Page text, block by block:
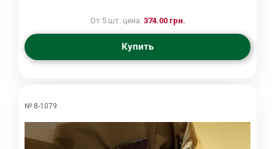
От 5 шт. цена: 374.00 грн.
Купить
№ 8-1079